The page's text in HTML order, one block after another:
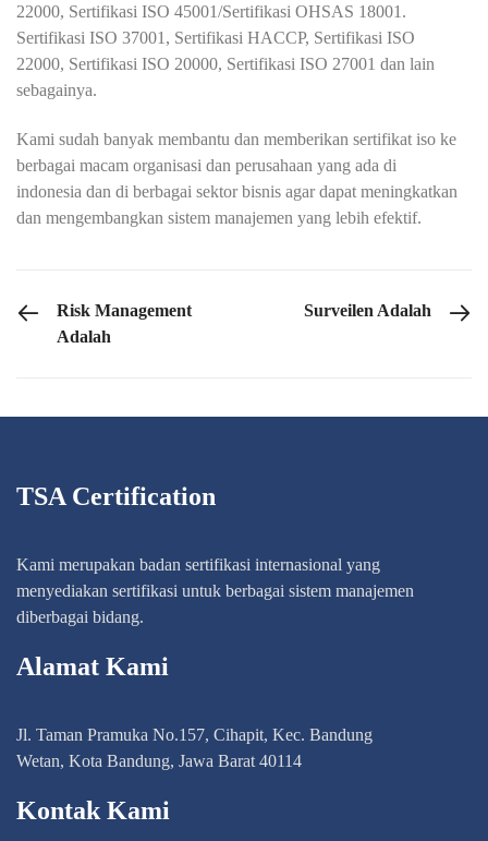
22000, Sertifikasi ISO 45001/Sertifikasi OHSAS 18001.
Sertifikasi ISO 37001, Sertifikasi HACCP, Sertifikasi ISO
22000, Sertifikasi ISO 20000, Sertifikasi ISO 27001 dan lain
sebagainya.
Kami sudah banyak membantu dan memberikan sertifikat iso ke
berbagai macam organisasi dan perusahaan yang ada di
indonesia dan di berbagai sektor bisnis agar dapat meningkatkan
dan mengembangkan sistem manajemen yang lebih efektif.
PREVIOUS POST
Risk Management
Adalah
Surveilen Adalah
TSA Certification
Kami merupakan badan sertifikasi internasional yang
menyediakan sertifikasi untuk berbagai sistem manajemen
diberbagai bidang.
Alamat Kami
Jl. Taman Pramuka No.157, Cihapit, Kec. Bandung
Wetan, Kota Bandung, Jawa Barat 40114
Kontak Kami